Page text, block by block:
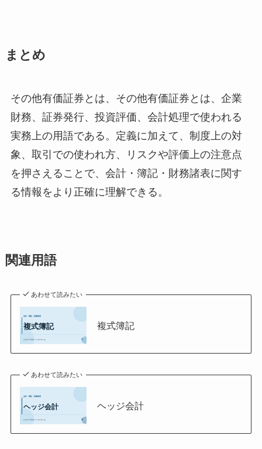
まとめ
その他有価証券とは、その他有価証券とは、企業
財務、証券発行、投資評価、会計処理で使われる
実務上の用語である。定義に加えて、制度上の対
象、取引での使われ方、リスクや評価上の注意点
を押さえることで、会計・簿記・財務諸表に関す
る情報をより正確に理解できる。
関連用語
あわせて読みたい
複式簿記
あわせて読みたい
ヘッジ会計